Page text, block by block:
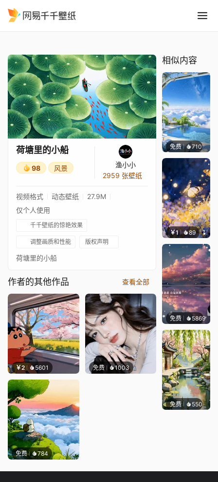
荷塘里的小船
98 风景
渔小小
2959 张壁纸
视频格式 动态壁纸
27.9M
仅个人使用
千千壁纸的惊艳效果
调整画质和性能 版权声明
荷塘里的小船
作者的其他作品 查看全部
￥2 5601 免费 1003
免费 784
相似内容
免费 710豆子
￥1 89 叮叮
免费 5869冰茶
免费 550渔小小